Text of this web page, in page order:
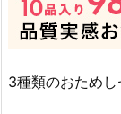
3種類のおためし